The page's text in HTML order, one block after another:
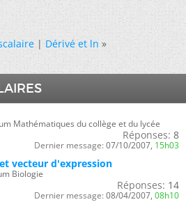
|Dérivé et ln »
Mathématiques du collège et du lycée
Réponses: 8
Dernier message: 07/10/2007, 15h03
vecteur d'expression
Biologie
Réponses: 14
Dernier message: 08/04/2007, 08h10